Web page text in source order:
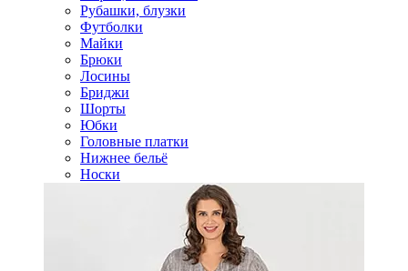
Рубашки, блузки
Футболки
Майки
Брюки
Лосины
Бриджи
Шорты
Юбки
Головные платки
Нижнее бельё
Носки